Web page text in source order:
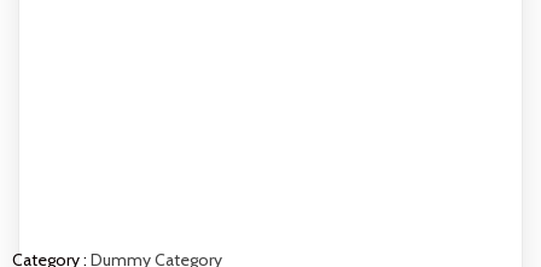
Category : Dummy Category